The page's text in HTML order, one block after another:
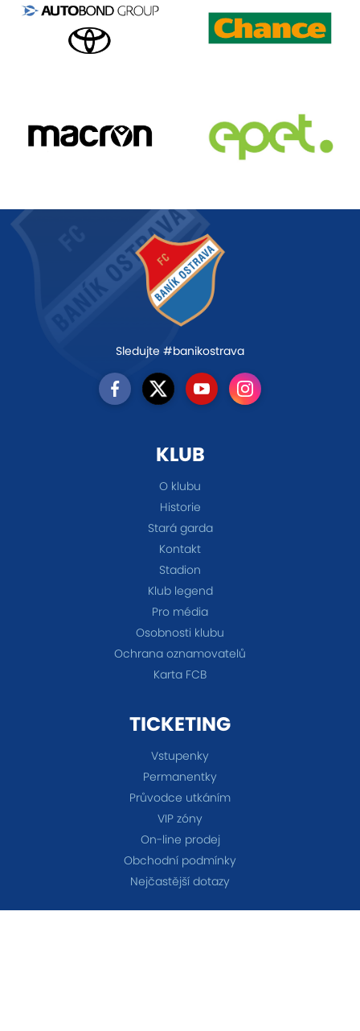
Sledujte #banikostrava
KLUB
O klubu
Historie
Stará garda
Kontakt
Stadion
Klub legend
Pro média
Osobnosti klubu
Ochrana oznamovatelů
Karta FCB
TICKETING
Vstupenky
Permanentky
Průvodce utkáním
VIP zóny
On-line prodej
Obchodní podmínky
Nejčastější dotazy